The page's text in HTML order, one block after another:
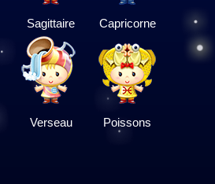
Sagittaire Capricorne
Verseau Poissons